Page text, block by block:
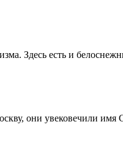
Здесь есть и
они увековечили имя